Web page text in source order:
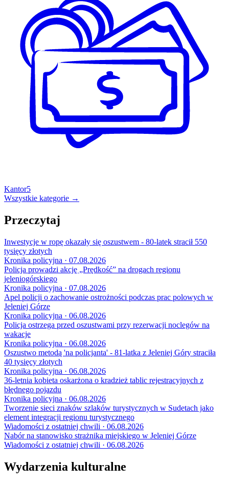
Kantor5
Wszystkie kategorie →
Przeczytaj
Inwestycje w ropę okazały się oszustwem - 80-latek stracił 550
tysięcy złotych
Kronika policyjna · 07.08.2026
Policja prowadzi akcję „Prędkość” na drogach regionu
jeleniogórskiego
Kronika policyjna · 07.08.2026
Apel policji o zachowanie ostrożności podczas prac polowych w
Jeleniej Górze
Kronika policyjna · 06.08.2026
Policja ostrzega przed oszustwami przy rezerwacji noclegów na
wakacje
Kronika policyjna · 06.08.2026
Oszustwo metodą 'na policjanta' - 81-latka z Jeleniej Góry straciła
40 tysięcy złotych
Kronika policyjna · 06.08.2026
36-letnia kobieta oskarżona o kradzież tablic rejestracyjnych z
błędnego pojazdu
Kronika policyjna · 06.08.2026
Tworzenie sieci znaków szlaków turystycznych w Sudetach jako
element integracji regionu turystycznego
Wiadomości z ostatniej chwili · 06.08.2026
Nabór na stanowisko strażnika miejskiego w Jeleniej Górze
Wiadomości z ostatniej chwili · 06.08.2026
Wydarzenia kulturalne